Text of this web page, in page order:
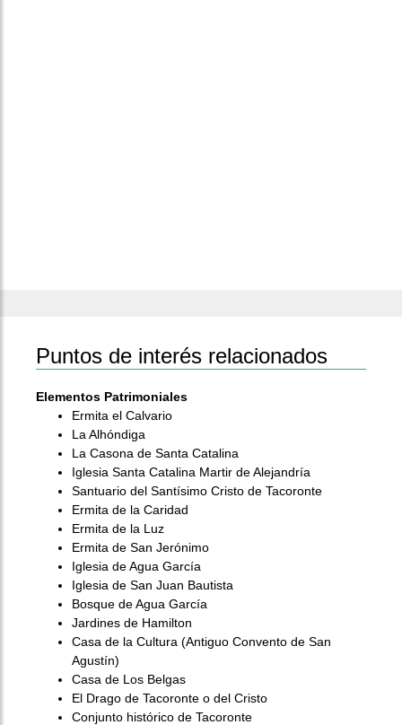
Puntos de interés relacionados
Elementos Patrimoniales
Ermita el Calvario
La Alhóndiga
La Casona de Santa Catalina
Iglesia Santa Catalina Martir de Alejandría
Santuario del Santísimo Cristo de Tacoronte
Ermita de la Caridad
Ermita de la Luz
Ermita de San Jerónimo
Iglesia de Agua García
Iglesia de San Juan Bautista
Bosque de Agua García
Jardines de Hamilton
Casa de la Cultura (Antiguo Convento de San
Agustín)
Casa de Los Belgas
El Drago de Tacoronte o del Cristo
Conjunto histórico de Tacoronte